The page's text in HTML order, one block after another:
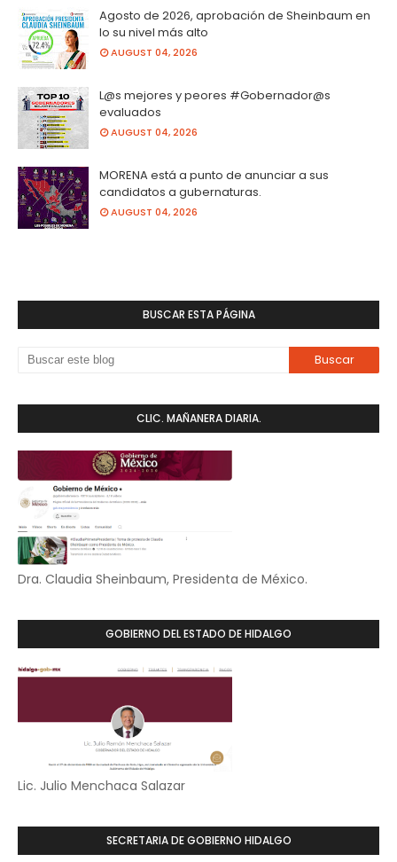
Agosto de 2026, aprobación de Sheinbaum en
lo su nivel más alto
AUGUST 04, 2026
L@s mejores y peores #Gobernador@s
evaluados
AUGUST 04, 2026
MORENA está a punto de anunciar a sus
candidatos a gubernaturas.
AUGUST 04, 2026
BUSCAR ESTA PÁGINA
CLIC. MAÑANERA DIARIA.
Dra. Claudia Sheinbaum, Presidenta de México.
GOBIERNO DEL ESTADO DE HIDALGO
Lic. Julio Menchaca Salazar
SECRETARIA DE GOBIERNO HIDALGO